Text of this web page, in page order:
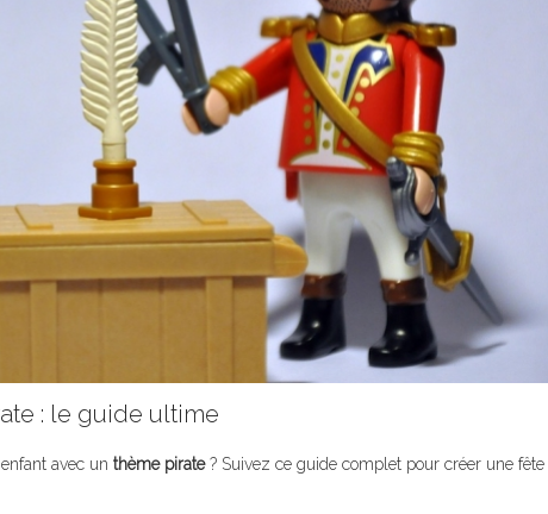
: le guide ultime
avec un thème pirate? Suivez ce guide complet pour créer une fête